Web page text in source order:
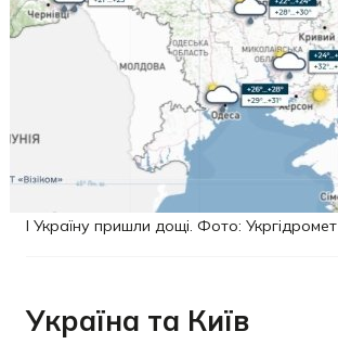
І Україну пришли дощі. Фото: Укргідромет
Україна та Київ